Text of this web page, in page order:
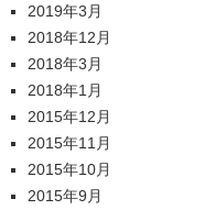
2019年3月
2018年12月
2018年3月
2018年1月
2015年12月
2015年11月
2015年10月
2015年9月